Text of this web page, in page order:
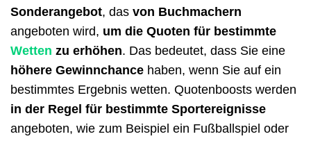
Sonderangebot, das von Buchmachern
angeboten wird, um die Quoten für bestimmte
Wetten zu erhöhen. Das bedeutet, dass Sie eine
höhere Gewinnchance haben, wenn Sie auf ein
bestimmtes Ergebnis wetten. Quotenboosts werden
in der Regel für bestimmte Sportereignisse
angeboten, wie zum Beispiel ein Fußballspiel oder